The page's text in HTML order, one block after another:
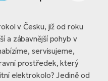
v Česku, již od roku
a zábavnější pohyb v
servisujeme,
prostředek, který
elektrokolo? Jedině od